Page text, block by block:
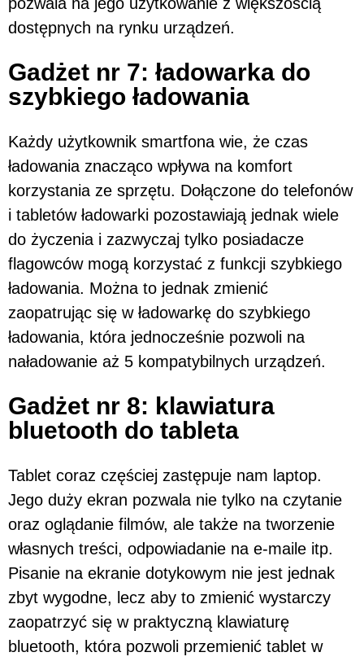
pozwala na jego użytkowanie z większością
dostępnych na rynku urządzeń.
Gadżet nr 7: ładowarka do
szybkiego ładowania
Każdy użytkownik smartfona wie, że czas
ładowania znacząco wpływa na komfort
korzystania ze sprzętu. Dołączone do telefonów
i tabletów ładowarki pozostawiają jednak wiele
do życzenia i zazwyczaj tylko posiadacze
flagowców mogą korzystać z funkcji szybkiego
ładowania. Można to jednak zmienić
zaopatrując się w ładowarkę do szybkiego
ładowania, która jednocześnie pozwoli na
naładowanie aż 5 kompatybilnych urządzeń.
Gadżet nr 8: klawiatura
bluetooth do tableta
Tablet coraz częściej zastępuje nam laptop.
Jego duży ekran pozwala nie tylko na czytanie
oraz oglądanie filmów, ale także na tworzenie
własnych treści, odpowiadanie na e-maile itp.
Pisanie na ekranie dotykowym nie jest jednak
zbyt wygodne, lecz aby to zmienić wystarczy
zaopatrzyć się w praktyczną klawiaturę
bluetooth, która pozwoli przemienić tablet w